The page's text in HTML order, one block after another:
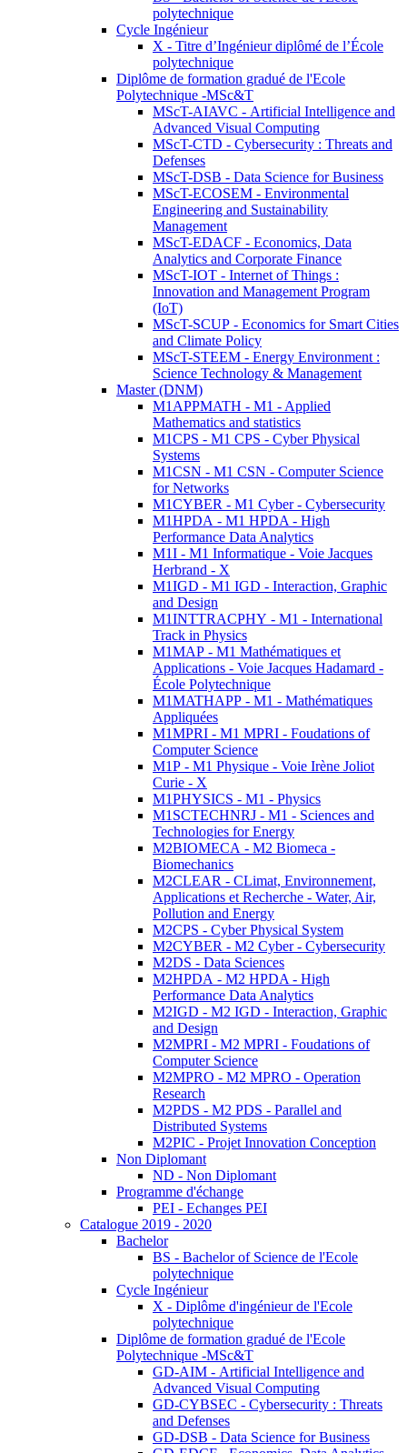
polytechnique
Cycle Ingénieur
X - Titre d’Ingénieur diplômé de l’École
polytechnique
Diplôme de formation gradué de l'Ecole
Polytechnique -MSc&T
MScT-AIAVC - Artificial Intelligence and
Advanced Visual Computing
MScT-CTD - Cybersecurity : Threats and
Defenses
MScT-DSB - Data Science for Business
MScT-ECOSEM - Environmental
Engineering and Sustainability
Management
MScT-EDACF - Economics, Data
Analytics and Corporate Finance
MScT-IOT - Internet of Things :
Innovation and Management Program
(IoT)
MScT-SCUP - Economics for Smart Cities
and Climate Policy
MScT-STEEM - Energy Environment :
Science Technology & Management
Master (DNM)
M1APPMATH - M1 - Applied
Mathematics and statistics
M1CPS - M1 CPS - Cyber Physical
Systems
M1CSN - M1 CSN - Computer Science
for Networks
M1CYBER - M1 Cyber - Cybersecurity
M1HPDA - M1 HPDA - High
Performance Data Analytics
M1I - M1 Informatique - Voie Jacques
Herbrand - X
M1IGD - M1 IGD - Interaction, Graphic
and Design
M1INTTRACPHY - M1 - International
Track in Physics
M1MAP - M1 Mathématiques et
Applications - Voie Jacques Hadamard -
École Polytechnique
M1MATHAPP - M1 - Mathématiques
Appliquées
M1MPRI - M1 MPRI - Foudations of
Computer Science
M1P - M1 Physique - Voie Irène Joliot
Curie - X
M1PHYSICS - M1 - Physics
M1SCTECHNRJ - M1 - Sciences and
Technologies for Energy
M2BIOMECA - M2 Biomeca -
Biomechanics
M2CLEAR - CLimat, Environnement,
Applications et Recherche - Water, Air,
Pollution and Energy
M2CPS - Cyber Physical System
M2CYBER - M2 Cyber - Cybersecurity
M2DS - Data Sciences
M2HPDA - M2 HPDA - High
Performance Data Analytics
M2IGD - M2 IGD - Interaction, Graphic
and Design
M2MPRI - M2 MPRI - Foudations of
Computer Science
M2MPRO - M2 MPRO - Operation
Research
M2PDS - M2 PDS - Parallel and
Distributed Systems
M2PIC - Projet Innovation Conception
Non Diplomant
ND - Non Diplomant
Programme d'échange
PEI - Echanges PEI
Catalogue 2019 - 2020
Bachelor
BS - Bachelor of Science de l'Ecole
polytechnique
Cycle Ingénieur
X - Diplôme d'ingénieur de l'Ecole
polytechnique
Diplôme de formation gradué de l'Ecole
Polytechnique -MSc&T
GD-AIM - Artificial Intelligence and
Advanced Visual Computing
GD-CYBSEC - Cybersecurity : Threats
and Defenses
GD-DSB - Data Science for Business